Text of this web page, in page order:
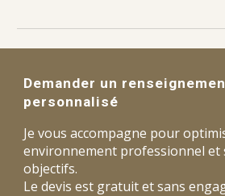
Demander un
personnalisé
Je vous accompagne pour
environnement professionnel et
objectifs.
Le devis est gratuit et sans